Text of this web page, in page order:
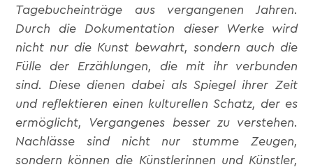
Tagebucheinträge aus vergangenen Jahren.
Durch die Dokumentation dieser Werke wird
nicht nur die Kunst bewahrt, sondern auch die
Fülle der Erzählungen, die mit ihr verbunden
sind. Diese dienen dabei als Spiegel ihrer Zeit
und reflektieren einen kulturellen Schatz, der es
ermöglicht, Vergangenes besser zu verstehen.
Nachlässe sind nicht nur stumme Zeugen,
sondern können die Künstlerinnen und Künstler,